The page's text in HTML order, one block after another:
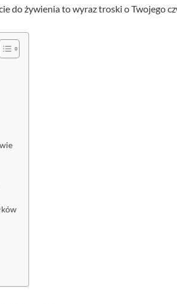
do żywienia to wyraz troski o Twojego